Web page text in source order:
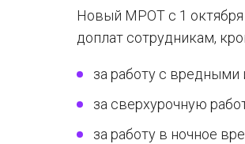
Новый МРОТ с 1 октября
доплат сотрудникам,
за работу с
за сверхурочную
за работу в ночное